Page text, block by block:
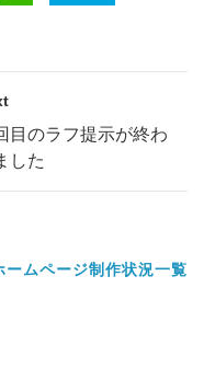
目のラフ提示が終わ
した
ームページ制作状況一覧